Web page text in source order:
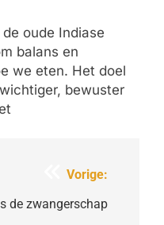
oude Indiase
balans en
we eten. Het doel
bewuster
Vorige:
de zwangerschap